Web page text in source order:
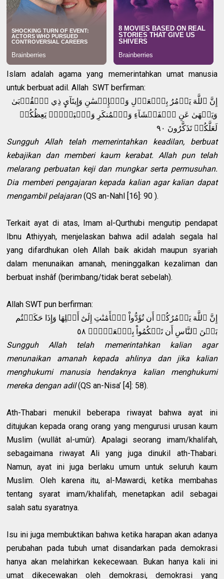
Islam adalah agama yang memerintahkan umat manusia
untuk berbuat adil. Allah SWT berfirman:
إِنَّ ٱللَّهَ يَأۡمُرُ بِٱلۡعَدۡلِ وَٱلۡإِحۡسَٰنِ وَإِيتَآيِٕ ذِي ٱلۡقُرۡبَىٰ
وَيَنۡهَىٰ عَنِ ٱلۡفَحۡشَآءِ وَٱلۡمُنكَرِ وَٱلۡبَغۡيِۚ يَعِظُكُمۡ
لَعَلَّكُمۡ تَذَكَّرُونَ ٩٠
Sungguh Allah telah memerintahkan keadilan, berbuat
kebajikan dan memberi kaum kerabat. Allah pun telah
melarang perbuatan keji dan mungkar serta permusuhan.
Dia memberi pengajaran kepada kalian agar kalian dapat
mengambil pelajaran(QS an-Nahl [16]: 90 ).
Terkait ayat di atas, Imam al-Qurthubi mengutip pendapat
Ibnu Athiyyah, menjelaskan bahwa adil adalah segala hal
yang difardhukan oleh Allah baik akidah maupun syariah
dalam menunaikan amanah, meninggalkan kezaliman dan
berbuat inshâf (berimbang/tidak berat sebelah).
Allah SWT pun berfirman:
إِنَّ ٱللَّهَ يَأۡمُرُكُمۡ أَن تُؤَدُّواْ ٱلۡأَمَٰنَٰتِ إِلَىٰٓ أَهۡلِهَا وَإِذَا حَكَمۡتُم
بَيۡنَ ٱلنَّاسِ أَن تَحۡكُمُواْ بِٱلۡعَدۡلِۚ ٥٨
Sungguh Allah telah memerintahkan kalian agar
menunaikan amanah kepada ahlinya dan jika kalian
menghukumi manusia hendaknya kalian menghukumi
mereka dengan adil(QS an-Nisa’ [4]: 58).
Ath-Thabari menukil beberapa riwayat bahwa ayat ini
ditujukan kepada orang orang yang mengurusi urusan kaum
Muslim (wullât al-umûr). Apalagi seorang imam/khalifah,
sebagaimana riwayat Ali yang juga dinukil ath-Thabari.
Namun, ayat ini juga berlaku umum untuk seluruh kaum
Muslim. Oleh karena itu, al-Mawardi, ketika membahas
tentang syarat imam/khalifah, menetapkan adil sebagai
salah satu syaratnya.
Isu ini juga membuktikan bahwa ketika harapan akan adanya
perubahan pada tubuh umat disandarkan pada demokrasi
hanya akan melahirkan kekecewaan. Bukan hanya kali ini
umat dikecewakan oleh demokrasi, demokrasi yang